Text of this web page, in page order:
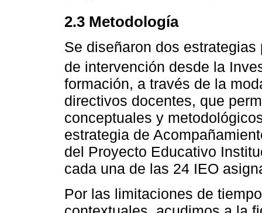
2.3 Metodología
Se diseñaron dos
de intervención desde la
formación, a través de la
directivos docentes, que
conceptuales y
estrategia de
del Proyecto Educativo
cada una de las 24 IEO
Por las limitaciones de